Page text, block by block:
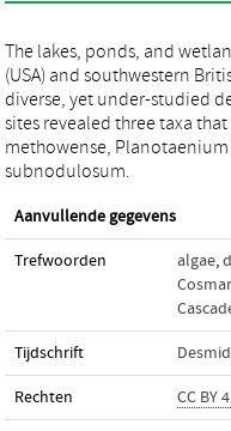
The lakes, ponds, and
(USA) and southwestern
diverse, yet under-studied
sites revealed three taxa
methowense,
subnodulosum.
Aanvullende gegevens
Trefwoorden algae,
Tijdschrift
Rechten CC BY